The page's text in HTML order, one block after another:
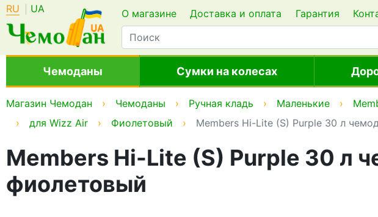
RU UA О магазине Доставка и оплата Гарантия
Чемоданы Сумки на колесах
Магазин Чемодан Чемоданы Ручная кладь Маленькие
для Wizz Air
Фиолетовый Members Hi-Lite (S) Purple 30 л
Members Hi-Lite (S) Purple 30 л
фиолетовый